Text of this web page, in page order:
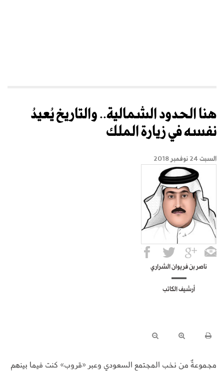
هنا الحدود الشمالية.. والتاريخ يُعيدُ
نفسه في زيارة الملك
السبت 24 نوفمبر 2018
ناصر بن فريوان الشراري
أرشيف الكاتب
مجموعةٌ من نخب المجتمع السعودي وعبر «قروب» كنت فيما بينهم